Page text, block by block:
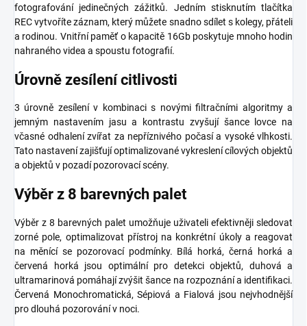
fotografování jedinečných zážitků. Jedním stisknutím tlačítka
REC vytvoříte záznam, který můžete snadno sdílet s kolegy, přáteli
a rodinou. Vnitřní paměť o kapacitě 16Gb poskytuje mnoho hodin
nahraného videa a spoustu fotografií.
Úrovně zesílení citlivosti
3 úrovně zesílení v kombinaci s novými filtračními algoritmy a
jemným nastavením jasu a kontrastu zvyšují šance lovce na
včasné odhalení zvířat za nepříznivého počasí a vysoké vlhkosti.
Tato nastavení zajišťují optimalizované vykreslení cílových objektů
a objektů v pozadí pozorovací scény.
Výběr z 8 barevných palet
Výběr z 8 barevných palet umožňuje uživateli efektivněji sledovat
zorné pole, optimalizovat přístroj na konkrétní úkoly a reagovat
na měnící se pozorovací podmínky. Bílá horká, černá horká a
červená horká jsou optimální pro detekci objektů, duhová a
ultramarinová pomáhají zvýšit šance na rozpoznání a identifikaci.
Červená Monochromatická, Sépiová a Fialová jsou nejvhodnější
pro dlouhá pozorování v noci.